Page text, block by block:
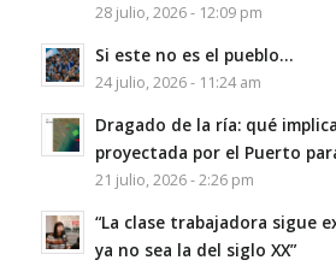
28 julio, 2026 - 12:09 pm
Si este no es el pueblo…
24 julio, 2026 - 11:24 am
Dragado de la ría: qué
proyectada por el Puerto
21 julio, 2026 - 2:26 pm
“La clase trabajadora sigue
ya no sea la del siglo XX”